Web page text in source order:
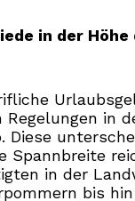
in der
Regelungen in
Diese
Spannbreite
in der
bis